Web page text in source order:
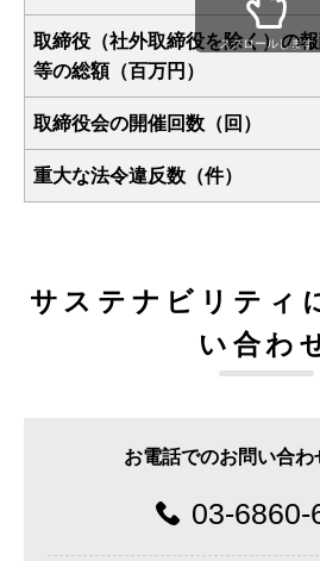
取締役（社外取締役を除く）の
等の総額（百万円）
取締役会の開催回数（回）
重大な法令違反数（件）
スクロールします
サステナビリティ
い合わ
お電話でのお問い合わ
03-6860-